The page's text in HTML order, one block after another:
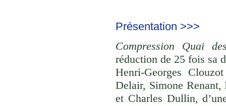
Présentation >>>
Compression Quai
réduction de 25 fois sa
Henri-Georges
Delair, Simone
et Charles Dullin,